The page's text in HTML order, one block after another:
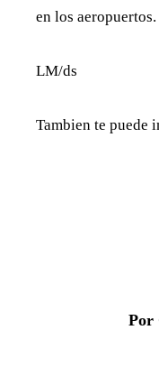
en los aeropuertos.
LM/ds
Tambien te puede
Por